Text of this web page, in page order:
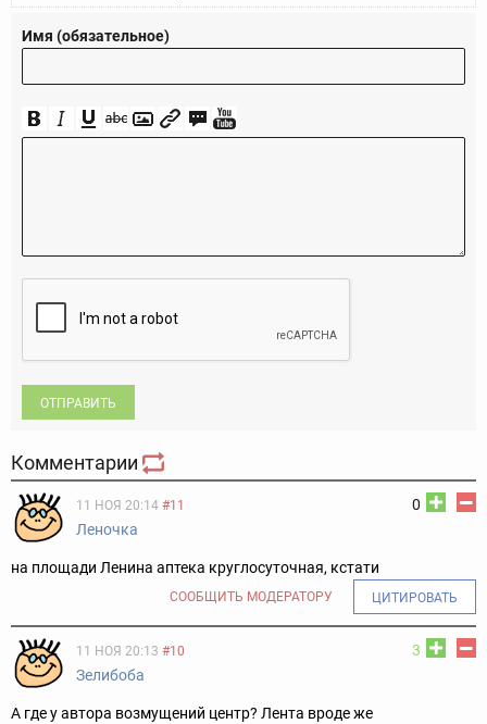
Имя (обязательное)
ОТПРАВИТЬ
Комментарии
0
11 НОЯ 20:14 #11
Леночка
на площади Ленина аптека круглосуточная, кстати
СООБЩИТЬ МОДЕРАТОРУ ЦИТИРОВАТЬ
3
11 НОЯ 20:13 #10
Зелибоба
А где у автора возмущений центр? Лента вроде же